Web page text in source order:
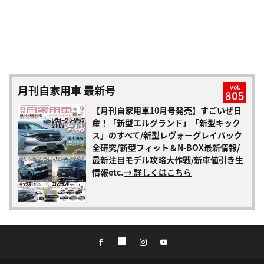
月刊自家用車 最新号 vol.
805
【月刊自家用車10月号発売】すごいぜ日
産！「新型エルグランド」「新型キック
ス」のすべて/新型レヴォーグレイバック
全研究/新型フィット＆N-BOX最新情報/
最新注目モデル攻略大作戦/新車値引き生
情報etc.→ 詳しくはこちら